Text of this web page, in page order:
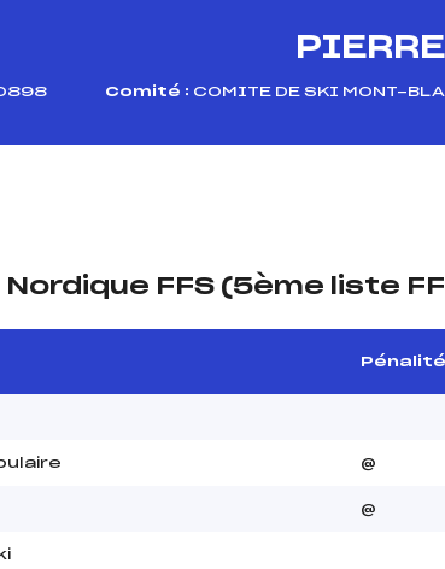
Comité : COMITE DE SKI MONT-
Nordique FFS (5ème liste
Pénalité
@
@